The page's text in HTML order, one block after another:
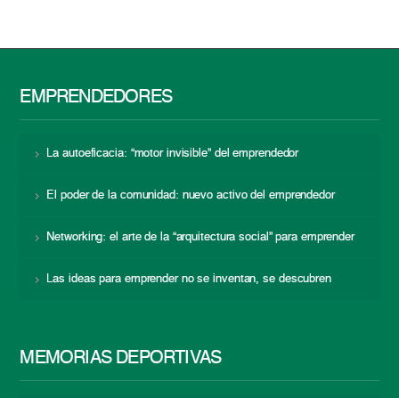
EMPRENDEDORES
La autoeficacia: “motor invisible” del emprendedor
El poder de la comunidad: nuevo activo del emprendedor
Networking: el arte de la “arquitectura social” para emprender
Las ideas para emprender no se inventan, se descubren
MEMORIAS DEPORTIVAS